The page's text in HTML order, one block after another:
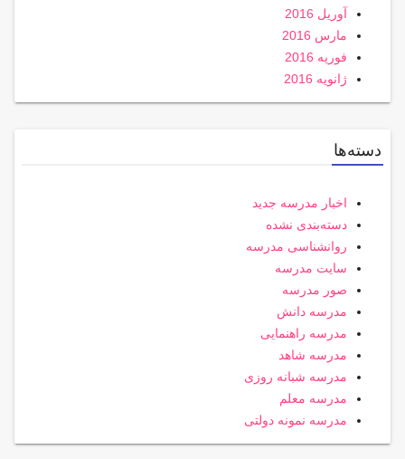
آوریل 2016
مارس 2016
فوریه 2016
ژانویه 2016
دسته‌ها
اخبار مدرسه جدید
دسته‌بندی نشده
روانشناسی مدرسه
سایت مدرسه
صور مدرسه
مدرسه دانش
مدرسه راهنمایی
مدرسه شاهد
مدرسه شبانه روزی
مدرسه معلم
مدرسه نمونه دولتی